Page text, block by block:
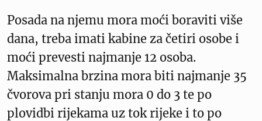
Posada na njemu mora moći boraviti više
dana, treba imati kabine za četiri osobe i
moći prevesti najmanje 12 osoba.
Maksimalna brzina mora biti najmanje 35
čvorova pri stanju mora 0 do 3 te po
plovidbi rijekama uz tok rijeke i to po